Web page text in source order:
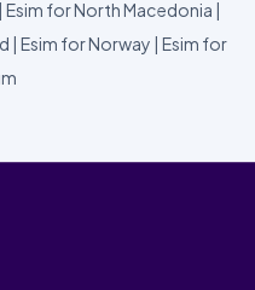
| Esim for North Macedonia |
| Esim for Norway | Esim for